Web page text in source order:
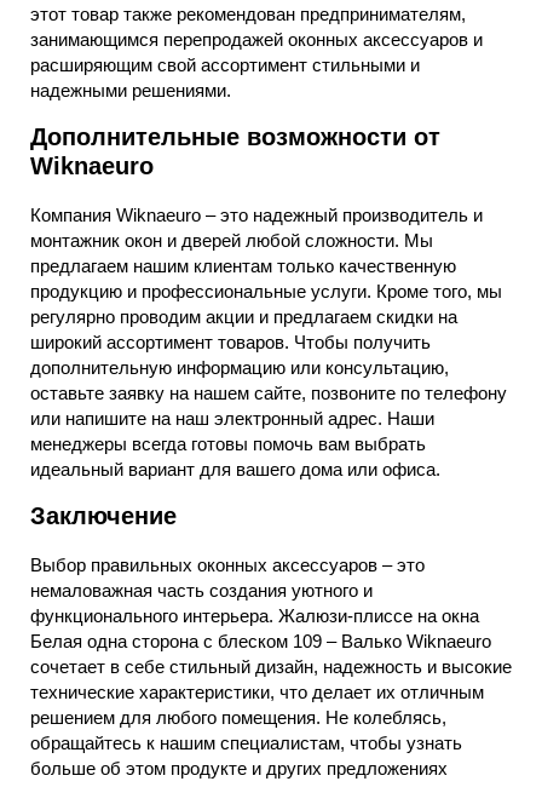
этот товар также рекомендован предпринимателям,
занимающимся перепродажей оконных аксессуаров и
расширяющим свой ассортимент стильными и
надежными решениями.
Дополнительные возможности от
Wiknaeuro
Компания Wiknaeuro – это надежный производитель и
монтажник окон и дверей любой сложности. Мы
предлагаем нашим клиентам только качественную
продукцию и профессиональные услуги. Кроме того, мы
регулярно проводим акции и предлагаем скидки на
широкий ассортимент товаров. Чтобы получить
дополнительную информацию или консультацию,
оставьте заявку на нашем сайте, позвоните по телефону
или напишите на наш электронный адрес. Наши
менеджеры всегда готовы помочь вам выбрать
идеальный вариант для вашего дома или офиса.
Заключение
Выбор правильных оконных аксессуаров – это
немаловажная часть создания уютного и
функционального интерьера. Жалюзи-плиссе на окна
Белая одна сторона с блеском 109 – Валько Wiknaeuro
сочетает в себе стильный дизайн, надежность и высокие
технические характеристики, что делает их отличным
решением для любого помещения. Не колеблясь,
обращайтесь к нашим специалистам, чтобы узнать
больше об этом продукте и других предложениях